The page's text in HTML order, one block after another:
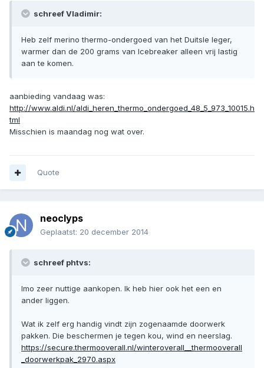
schreef Vladimir:
Heb zelf merino thermo-ondergoed van het Duitsle leger,
warmer dan de 200 grams van Icebreaker alleen vrij lastig
aan te komen.
aanbieding vandaag was:
http://www.aldi.nl/aldi_heren_thermo_ondergoed_48_5_973_10015.h
tml
Misschien is maandag nog wat over.
Quote
neoclyps
Geplaatst: 20 december 2014
schreef phtvs:
Imo zeer nuttige aankopen. Ik heb hier ook het een en
ander liggen.
Wat ik zelf erg handig vindt zijn zogenaamde doorwerk
pakken. Die beschermen je tegen kou, wind en neerslag.
https://secure.thermooverall.nl/winteroverall__thermooverall
_doorwerkpak_2970.aspx